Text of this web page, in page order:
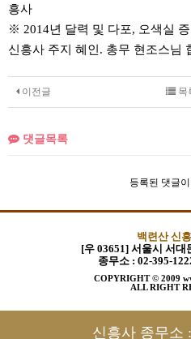
흥사
※ 2014년 달력 및 다포, 오색실
신흥사 주지 혜인. 총무 현조스님
이전글 목
댓글목록
등록된 댓글
백련산 신
[우 03651] 서울시 서대
종무소 : 02-395-
COPYRIGHT © 2009
ALL RIGHT
신흥사 종무소 :